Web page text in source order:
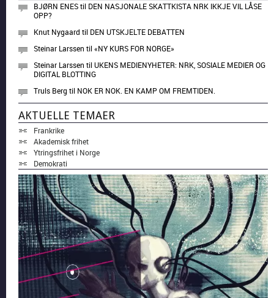
BJØRN ENEStil DEN NASJONALE SKATTKISTA NRK IKKJE VIL LÅSE
OPP?
Knut Nygaard til DEN UTSKJELTE DEBATTEN
Steinar Larssen til«NY KURS FOR NORGE»
Steinar Larssen tilUKENS MEDIENYHETER: NRK, SOSIALE MEDIER OG
DIGITAL BLOTTING
Truls Berg til NOK ER NOK. EN KAMP OM FREMTIDEN.
AKTUELLE TEMAER
Frankrike
Akademisk frihet
Ytringsfrihet i Norge
Demokrati